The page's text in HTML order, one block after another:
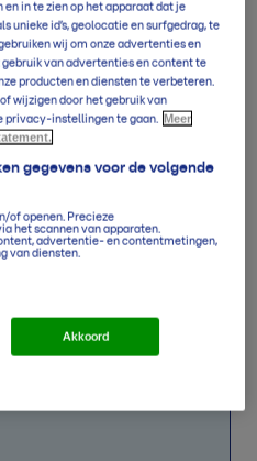
17d
53
17d
58
mm
19d
64
in te zien op het apparaat dat je
unieke id’s, geolocatie en surfgedrag, te
wij om onze advertenties en
van advertenties en content te
producten en diensten te verbeteren.
wijzigen door het gebruik van
privacy-instellingen te gaan. Meer
gegevens voor de volgende
of openen. Precieze
het scannen van apparaten.
advertentie- en contentmetingen,
van diensten.
Akkoord